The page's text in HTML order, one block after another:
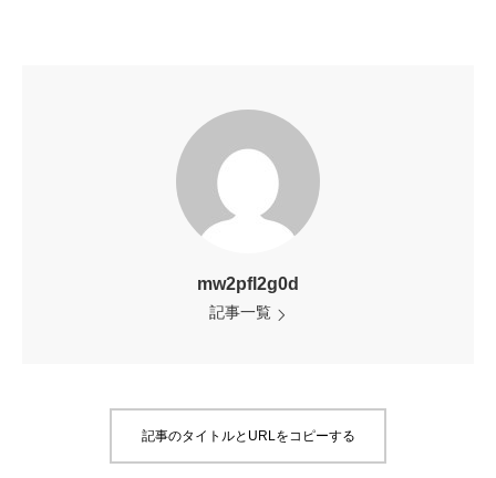
mw2pfl2g0d
記事一覧
記事のタイトルとURLをコピーする